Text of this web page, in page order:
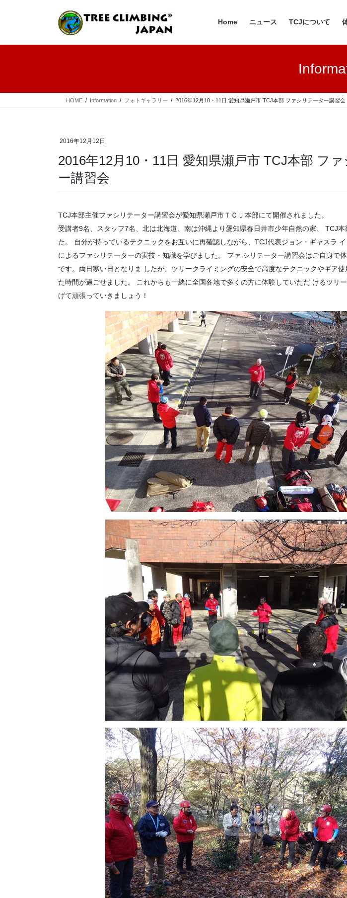
ツ
シ
Home ニュース TCJについて
HOME Information フォトギャラリー 2016年12月10・11日 愛知県瀬戸市 TCJ本部 ファシリテーター講習会
2016年12月12日
2016年12月10・11日 愛知県瀬戸市 TCJ本部 フ
ー講習会
TCJ本部主催ファシリテーター講習会が愛知県瀬戸市ＴＣＪ本部にて開催されました。
受講者9名、スタッフ7名、北は北海道、南は沖縄より愛知県春日井市少年自然の家、 TCJ本
た。 自分が持っているテクニックをお互いに再確認しながら、TCJ代表ジョン・ギャスラ
によるファシリテーターの実技・知識を学びました。 ファ シリテーター講習会はご自身で
です。両日寒い日となりま したが、ツリークライミングの安全で高度なテクニックやギア
た時間が過ごせました。 これからも一緒に全国各地で多くの方に体験していただ けるツリ
げて頑張っていきましょう！